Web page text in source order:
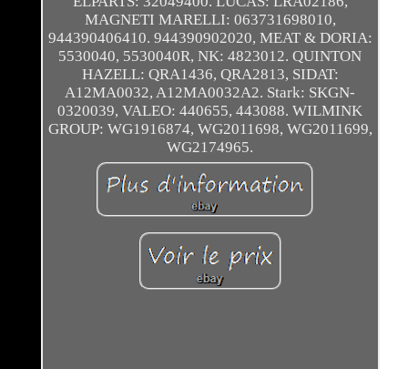
MAGNETI MARELLI: 063731698010,
944390406410. 944390902020, MEAT & DORIA:
5530040, 5530040R, NK: 4823012. QUINTON
HAZELL: QRA1436, QRA2813, SIDAT:
A12MA0032, A12MA0032A2. Stark: SKGN-
0320039, VALEO: 440655, 443088. WILMINK
GROUP: WG1916874, WG2011698, WG2011699,
WG2174965.